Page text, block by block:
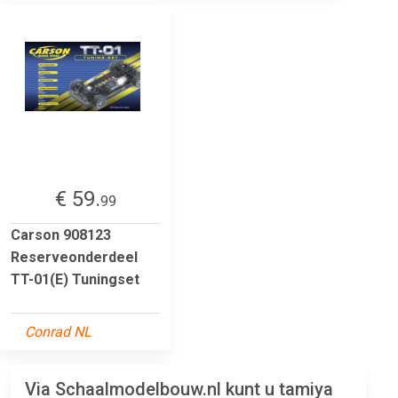
€ 59.99
Carson 908123
Reserveonderdeel
TT-01(E) Tuningset
Conrad NL
Via Schaalmodelbouw.nl kunt u tamiya